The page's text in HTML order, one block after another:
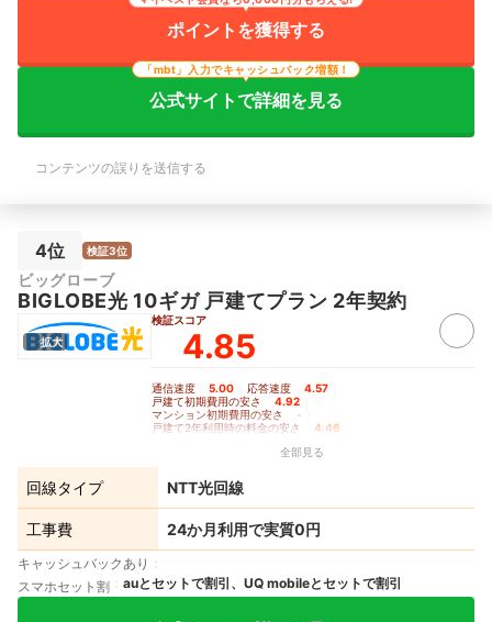
ポイントを獲得する
公式サイトで詳細を見る
「mbt」入力でキャッシュバック増額！
コンテンツの誤りを送信する
4位 検証3位
ビッグローブ
BIGLOBE光 10ギガ 戸建てプラン 2年契約
拡大
検証スコア
4.85
通信速度 5.00 応答速度 4.57
戸建て初期費用の安さ 4.92
マンション初期費用の安さ -
戸建て2年利用時の料金の安さ 4.46
戸建て5年利用時の料金の安さ 4.20
マンション2年利用時の料金の安さ
マンション3年利用時の料金の安さ
マンション5年利用時の料金の安さ
Wi-Fiルーターレンタルの充実度 4.53
全部見る
回線タイプ NTT光回線
工事費 24か月利用で実質0円
キャッシュバックあり
スマホセット割
auとセットで割引、UQ mobileとセットで割引